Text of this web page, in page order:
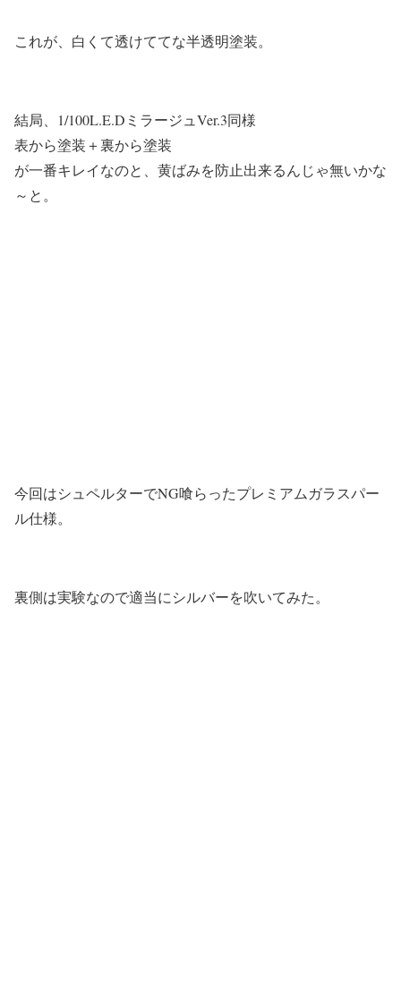
これが、白くて透けててな半透明塗装。
結局、1/100L.E.DミラージュVer.3同様
表から塗装＋裏から塗装
が一番キレイなのと、黄ばみを防止出来るんじゃ無いかな
～と。
今回はシュペルターでNG喰らったプレミアムガラスパー
ル仕様。
裏側は実験なので適当にシルバーを吹いてみた。